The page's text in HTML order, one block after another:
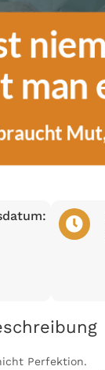
Perfektion.